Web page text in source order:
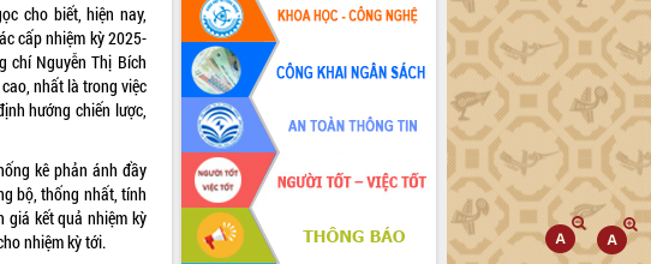
cho biết, hiện nay,
cấp nhiệm kỳ 2025-
chí Nguyễn Thị Bích
nhất là trong việc
hướng chiến lược,
kê phản ánh đầy
bộ, thống nhất, tính
giá kết quả nhiệm kỳ
nhiệm kỳ tới.